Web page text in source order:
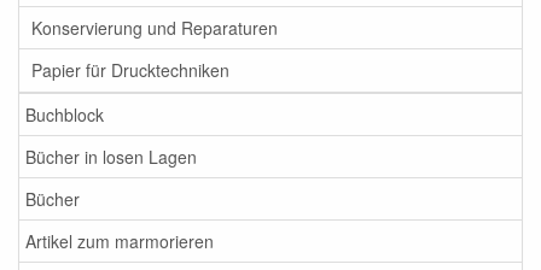
Konservierung und Reparaturen
Papier für Drucktechniken
Buchblock
Bücher in losen Lagen
Bücher
Artikel zum marmorieren